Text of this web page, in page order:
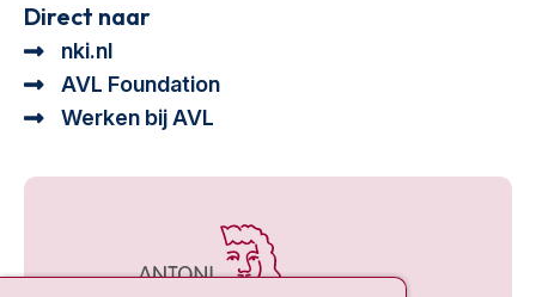
Direct naar
nki.nl
AVL Foundation
Werken bij AVL